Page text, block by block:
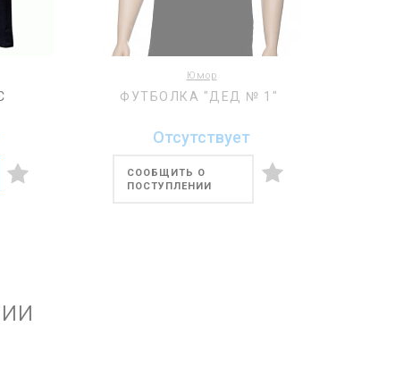
Юмор
ФУТБОЛКА "ДЕД № 1"
Отсутствует
СООБЩИТЬ О
ПОСТУПЛЕНИИ